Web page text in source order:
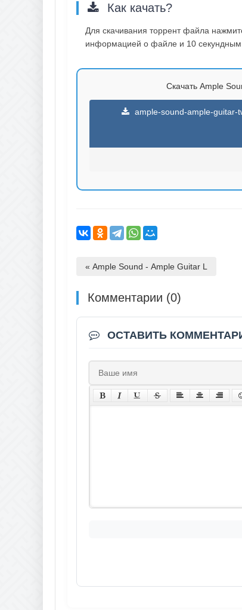
Как качать?
Для скачивания торрент файла
информацией о файле и 10 секундным
Скачать Аmрlе
ample-sound-ample-guitar-
« Аmрlе Sоund - Аmрlе Guitаr L
Комментарии (0)
ОСТАВИТЬ